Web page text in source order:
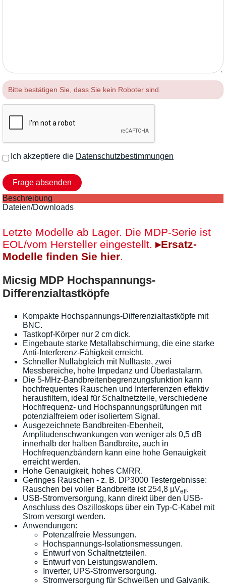
Bitte bestätigen Sie, dass Sie kein Roboter sind.
Ich akzeptiere die Datenschutzbestimmungen
Beschreibung
Dateien/Downloads
Letzte Modelle ab Lager. Die MDP-Serie ist
EOL/vom Hersteller eingestellt. ▸Ersatz-
Modelle finden Sie hier.
Micsig MDP Hochspannungs-
Differenzialtastköpfe
Kompakte Hochspannungs-Differenzialtastköpfe mit
BNC.
Tastkopf-Körper nur 2 cm dick.
Eingebaute starke Metallabschirmung, die eine starke
Anti-Interferenz-Fähigkeit erreicht.
Schneller Nullabgleich mit Nulltaste, zwei
Messbereiche, hohe Impedanz und Überlastalarm.
Die 5-MHz-Bandbreitenbegrenzungsfunktion kann
hochfrequentes Rauschen und Interferenzen effektiv
herausfiltern, ideal für Schaltnetzteile, verschiedene
Hochfrequenz- und Hochspannungsprüfungen mit
potenzialfreiem oder isoliertem Signal.
Ausgezeichnete Bandbreiten-Ebenheit,
Amplitudenschwankungen von weniger als 0,5 dB
innerhalb der halben Bandbreite, auch in
Hochfrequenzbändern kann eine hohe Genauigkeit
erreicht werden.
Hohe Genauigkeit, hohes CMRR.
Geringes Rauschen - z. B. DP3000 Testergebnisse:
Rauschen bei voller Bandbreite ist 254,8 µVeff.
USB-Stromversorgung, kann direkt über den USB-
Anschluss des Oszilloskops über ein Typ-C-Kabel mit
Strom versorgt werden.
Anwendungen:
Potenzalfreie Messungen.
Hochspannungs-Isolationsmessungen.
Entwurf von Schaltnetzteilen.
Entwurf von Leistungswandlern.
Inverter, UPS-Stromversorgung.
Stromversorgung für Schweißen und Galvanik.